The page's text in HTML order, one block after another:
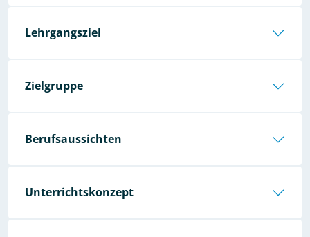
Lehrgangsziel
Zielgruppe
Berufsaussichten
Unterrichtskonzept